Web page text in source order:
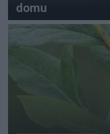
domu